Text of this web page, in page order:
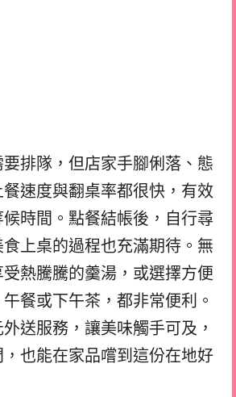
排隊，但店家手腳俐落、態
速度與翻桌率都很快，有效
時間。點餐結帳後，自行尋
上桌的過程也充滿期待。無
熱騰騰的羹湯，或選擇方便
餐或下午茶，都非常便利。
送服務，讓美味觸手可及，
也能在家品嚐到這份在地好